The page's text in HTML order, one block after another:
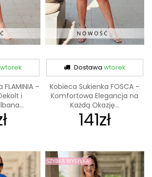
wtorek
–
i
Dostawa wtorek
Kobieca Sukienka FOSCA –
Komfortowa Elegancja na
Każdą Okazję...
141zł